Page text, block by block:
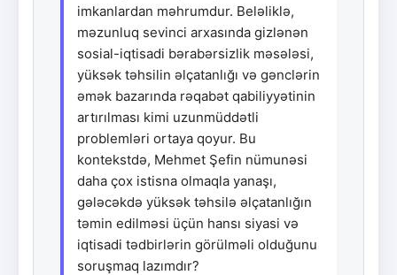
imkanlardan məhrumdur. Beləliklə,
məzunluq sevinci arxasında gizlənən
sosial-iqtisadi bərabərsizlik məsələsi,
yüksək təhsilin əlçatanlığı və gənclərin
əmək bazarında rəqabət qabiliyyətinin
artırılması kimi uzunmüddətli
problemləri ortaya qoyur. Bu
kontekstdə, Mehmet Şefin nümunəsi
daha çox istisna olmaqla yanaşı,
gələcəkdə yüksək təhsilə əlçatanlığın
təmin edilməsi üçün hansı siyasi və
iqtisadi tədbirlərin görülməli olduğunu
soruşmaq lazımdır?